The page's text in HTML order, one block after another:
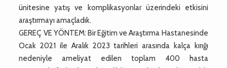
ünitesine yatış ve komplikasyonlar üzerindeki etkisini
araştırmayı amaçladık.
GEREÇ VE YÖNTEM: Bir Eğitim ve Araştırma Hastanesinde
Ocak 2021 ile Aralık 2023 tarihleri arasında kalça kırığı
nedeniyle ameliyat edilen toplam 400 hasta